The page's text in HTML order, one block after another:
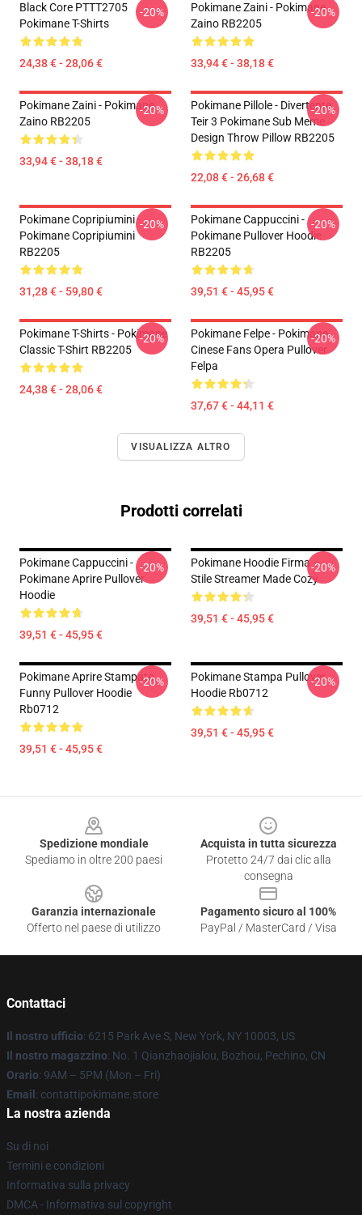
Black Core PTTT2705
Pokimane T-Shirts
24,38 € - 28,06 €
-20%
Pokimane Zaini - Pokimane
Zaino RB2205
33,94 € - 38,18 €
-20%
Pokimane Zaini - Pokimane
Zaino RB2205
33,94 € - 38,18 €
-20%
Pokimane Pillole - Divertente
Teir 3 Pokimane Sub Meme
Design Throw Pillow RB2205
22,08 € - 26,68 €
-20%
Pokimane Copripiumini -
Pokimane Copripiumini
RB2205
31,28 € - 59,80 €
-20%
Pokimane Cappuccini -
Pokimane Pullover Hoodie
RB2205
39,51 € - 45,95 €
-20%
Pokimane T-Shirts - Pokimane
Classic T-Shirt RB2205
24,38 € - 28,06 €
-20%
Pokimane Felpe - Pokimane
Cinese Fans Opera Pullover
Felpa
37,67 € - 44,11 €
-20%
VISUALIZZA ALTRO
Prodotti correlati
Pokimane Cappuccini -
Pokimane Aprire Pullover
Hoodie
39,51 € - 45,95 €
-20%
Pokimane Hoodie Firma –
Stile Streamer Made Cozy
39,51 € - 45,95 €
-20%
Pokimane Aprire Stampato
Funny Pullover Hoodie
Rb0712
39,51 € - 45,95 €
-20%
Pokimane Stampa Pullover
Hoodie Rb0712
39,51 € - 45,95 €
-20%
Spedizione mondiale
Spediamo in oltre 200 paesi
Acquista in tutta sicurezza
Protetto 24/7 dai clic alla
consegna
Garanzia internazionale
Offerto nel paese di utilizzo
Pagamento sicuro al 100%
PayPal / MasterCard / Visa
Contattaci
Il nostro ufficio: 6215 Park Ave S, New York, NY 10003, US
Il nostro magazzino: No. 1 Qianzhaojialou, Bozhou, Pechino, CN
Orario: 9AM – 5PM (Mon – Fri)
Email : contattipokimane.store
La nostra azienda
Su di noi
Termini e condizioni
Informativa sulla privacy
DMCA - Informativa sul copyright